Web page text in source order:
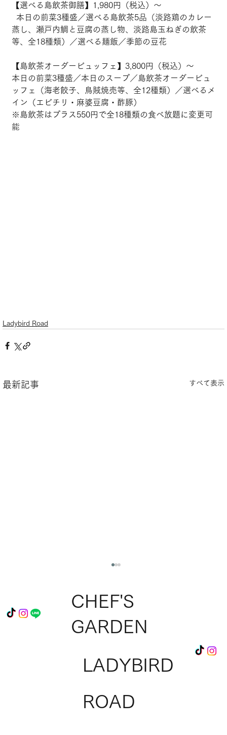
【選べる島飲茶御膳】1,980円（税込）～
蒸し、瀬戸内鯛と豆腐の蒸し物、淡路島玉ねぎの飲茶
等、全18種類）／選べる麺飯／季節の豆花
【島飲茶オーダービュッフェ】3,800円（税込）～
本日の前菜3種盛／本日のスープ／島飲茶オーダービュ
ッフェ（海老餃子、鳥賊焼売等、全12種類）／選べるメ
イン（エビチリ・麻婆豆腐・酢豚）
※島飲茶はプラス550円で全18種類の食べ放題に変更可
能
Ladybird Road
最新記事 すべて表示
フベンチャーズ』参加料理人を募集中
LADYBIRD
ROAD
CHEF'S
GARDEN